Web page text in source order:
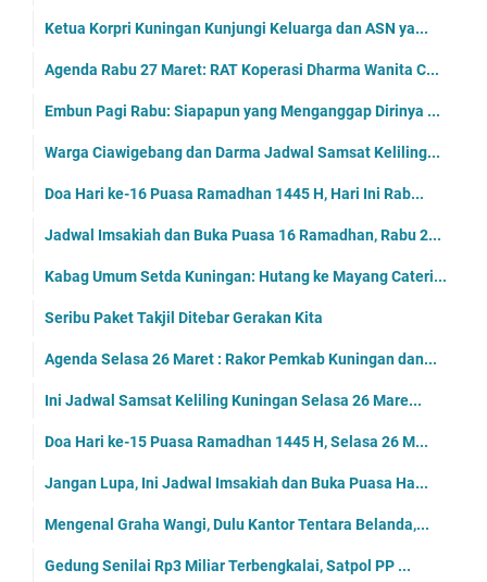
Ketua Korpri Kuningan Kunjungi Keluarga dan ASN ya...
Agenda Rabu 27 Maret: RAT Koperasi Dharma Wanita C...
Embun Pagi Rabu: Siapapun yang Menganggap Dirinya ...
Warga Ciawigebang dan Darma Jadwal Samsat Keliling...
Doa Hari ke-16 Puasa Ramadhan 1445 H, Hari Ini Rab...
Jadwal Imsakiah dan Buka Puasa 16 Ramadhan, Rabu 2...
Kabag Umum Setda Kuningan: Hutang ke Mayang Cateri...
Seribu Paket Takjil Ditebar Gerakan Kita
Agenda Selasa 26 Maret : Rakor Pemkab Kuningan dan...
Ini Jadwal Samsat Keliling Kuningan Selasa 26 Mare...
Doa Hari ke-15 Puasa Ramadhan 1445 H, Selasa 26 M...
Jangan Lupa, Ini Jadwal Imsakiah dan Buka Puasa Ha...
Mengenal Graha Wangi, Dulu Kantor Tentara Belanda,...
Gedung Senilai Rp3 Miliar Terbengkalai, Satpol PP ...